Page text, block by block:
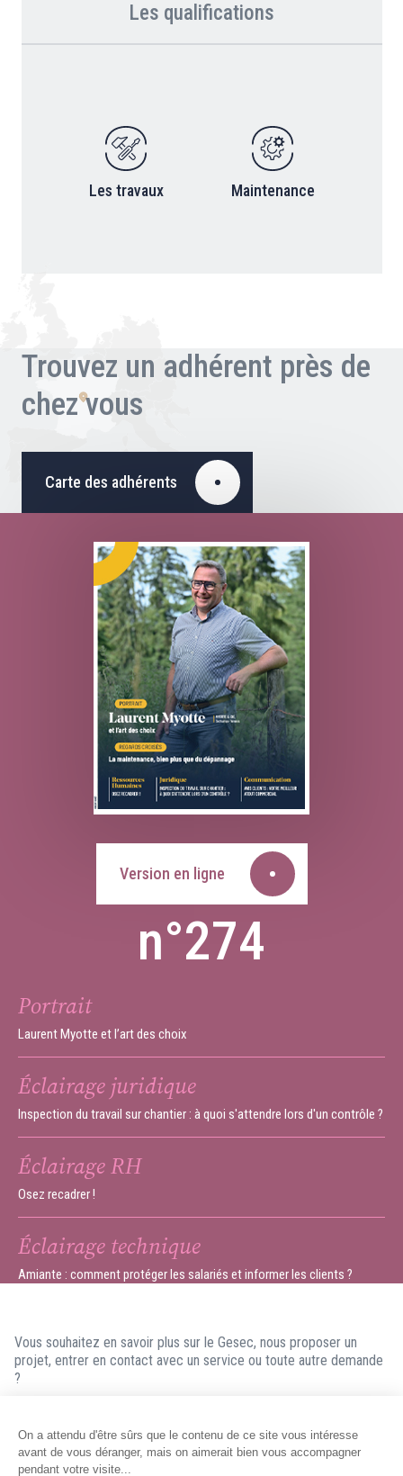
Les qualifications
Les travaux Maintenance
Trouvez un adhérent près de
chez vous
Carte des adhérents
Version en ligne
n°274
Portrait
Laurent Myotte et l’art des choix
Éclairage juridique
Inspection du travail sur chantier : à quoi s'attendre lors d'un contrôle ?
Éclairage RH
Osez recadrer !
Éclairage technique
Amiante : comment protéger les salariés et informer les clients ?
Vous souhaitez en savoir plus sur le Gesec, nous proposer un
projet, entrer en contact avec un service ou toute autre demande
?
répondre dans les meilleurs délais.